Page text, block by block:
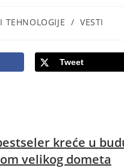
TEHNOLOGIJE / VESTI
Tweet
kreće u
velikog dometa